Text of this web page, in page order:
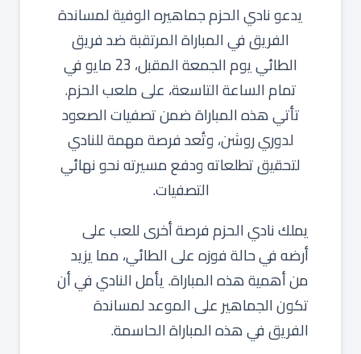
يدعو نادي الحزم جماهيره الوفية لمساندة
الفريق في المباراة المرتقبة ضد فريق
الطائي يوم الجمعة المقبل، 23 مايو في
تمام الساعة التاسعة، على ملعب الحزم.
تأتي هذه المباراة ضمن تصفيات الصعود
لدوري روشن، وتُعد فرصة مهمة للنادي
لتحقيق تطلعاته ودفع مسيرته نحو نهائي
التصفيات.
يملك نادي الحزم فرصة أخرى للعب على
أرضه في حالة فوزه على الطائي، مما يزيد
من أهمية هذه المباراة. يأمل النادي في أن
تكون الجماهير على الموعد لمساندة
الفريق في هذه المباراة الحاسمة.